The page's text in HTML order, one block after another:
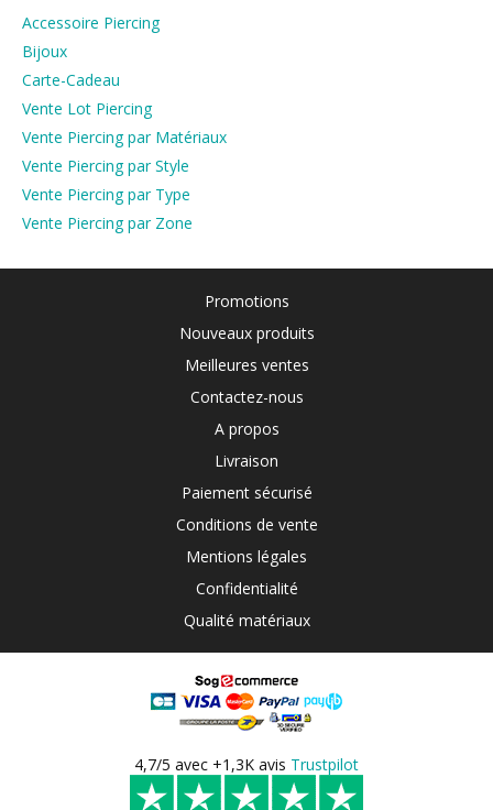
Accessoire Piercing
Bijoux
Carte-Cadeau
Vente Lot Piercing
Vente Piercing par Matériaux
Vente Piercing par Style
Vente Piercing par Type
Vente Piercing par Zone
Promotions
Nouveaux produits
Meilleures ventes
Contactez-nous
A propos
Livraison
Paiement sécurisé
Conditions de vente
Mentions légales
Confidentialité
Qualité matériaux
4,7/5 avec +1,3K avis Trustpilot